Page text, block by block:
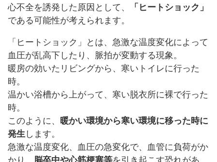
心不全を誘発した原因として、
「ヒートショック」
である可能性が考えられます。
「ヒートショック」とは、急激な温度変化によって
血圧が乱高下したり、脈拍が変動する現象。
暖房の効いたリビングから、寒いトイレに行った
時。
温かい浴槽から上がって、寒い脱衣所に裸で行った
時。
このように、 暖かい環境から寒い環境に移った時に
発生 します。
急激な温度変化、血圧の急変化で、血管に負荷がか